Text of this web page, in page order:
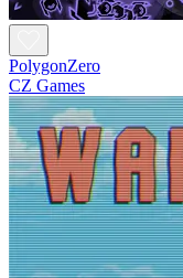
PolygonZero
CZ Games